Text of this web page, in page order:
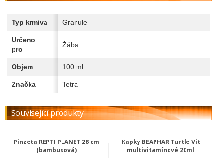
Typ krmiva Granule
Určeno
pro
Žába
Objem 100 ml
Značka Tetra
Související produkty
Pinzeta REPTI PLANET 28 cm
(bambusová)
Kapky BEAPHAR Turtle Vit
multivitamínové 20ml